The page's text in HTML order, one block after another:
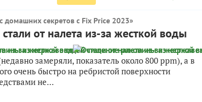
домашних секретов с Fix Price 2023»
от налета из-за жесткой воды
замеряли, показатель около 800 ppm), а в
очень быстро на ребристой поверхности
не...